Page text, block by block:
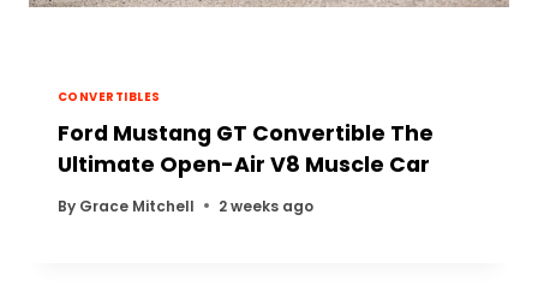
CONVERTIBLES
Ford Mustang GT Convertible The
Ultimate Open-Air V8 Muscle Car
By Grace Mitchell 2 weeks ago